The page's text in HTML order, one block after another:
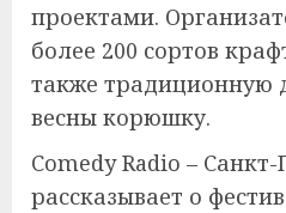
проектами.
более 200 сортов
также традиционную
весны корюшку.
Comedy Radio –
рассказывает о